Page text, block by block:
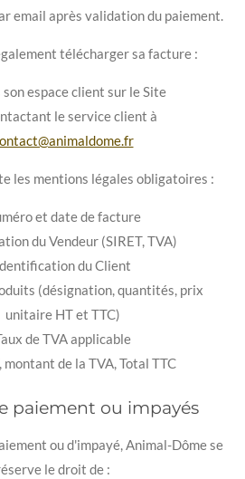
email après validation du paiement.
télécharger sa facture :
son espace client sur le Site
le service client à
les mentions légales obligatoires :
et date de facture
du Vendeur (SIRET, TVA)
du Client
(désignation, quantités, prix
unitaire HT et TTC)
de TVA applicable
montant de la TVA, Total TTC
paiement ou impayés
ou d'impayé, Animal-Dôme se
le droit de :